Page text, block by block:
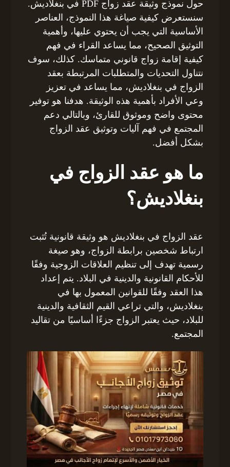
حول نموذج وثيقة عقد زواج PDF في بنغلاديش.
سنستعرض كيفية صياغة هذا النموذج، العناصر
الأساسية التي يجب أن يحتوي عليها، وأهمية
التوثيق الصحيح، مما يساعد القراء في فهم
كيفية إقامة زواج قانوني متماسك. كذلك، سوف
نتناول التحديات والمتطلبات المرتبطة بعقد
الزواج في بنغلاديش، مما يساعد في تعزيز
وعي الأفراد بأهمية هذه الوثيقة. هدفنا هو توفير
محتوى واضح وموثوق للقارئ، وبالتالي دعم
المجتمع في فهم آليات وتوثيق عقد الزواج
بشكل أفضل.
ما هو عقد الزواج في
بنغلاديش؟
عقد الزواج في بنغلاديش هو وثيقة قانونية تُثبت
ارتباط شخصين برابطة الزواج، وهو صيغة
رسمية تهدف إلى تنظيم العلاقات الزوجية وفقًا
للأحكام القانونية والدينية في البلاد. يتم إعداد
هذا العقد وفقًا للقوانين المعمول بها في
بنغلاديش، والتي تراعي القيم الثقافية والدينية
للبلاد، حيث يعتبر الزواج جزءًا أساسيًا من تقاليد
المجتمع.